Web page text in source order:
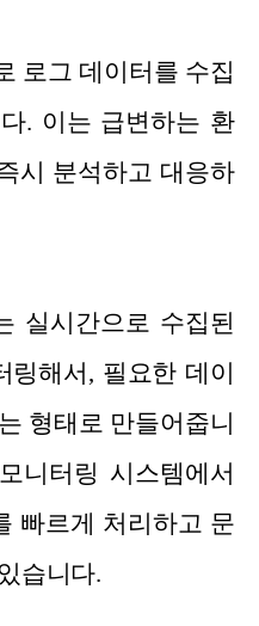
로그 데이터를 수집
. 이는 급변하는 환
시 분석하고 대응하
실시간으로 수집된
링해서, 필요한 데이
형태로 만들어줍니
니터링 시스템에서
빠르게 처리하고 문
습니다.